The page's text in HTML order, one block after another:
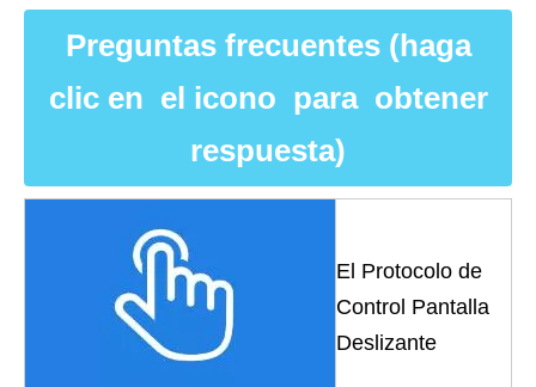
Preguntas frecuentes (haga
clic en el icono para obtener
respuesta)
El Protocolo de
Control Pantalla
Deslizante